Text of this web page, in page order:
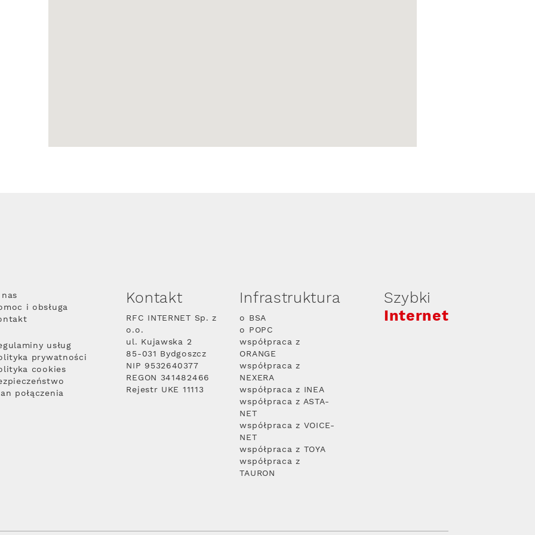
i obsługa
usług
prywatności
cookies
połączenia
Kontakt
RFC INTERNET Sp. z
o.o.
ul. Kujawska 2
85-031 Bydgoszcz
NIP 9532640377
REGON 341482466
Rejestr UKE 11113
Infrastruktura
o BSA
o POPC
współpraca z
ORANGE
współpraca z
NEXERA
współpraca z INEA
współpraca z ASTA-
NET
współpraca z VOICE-
NET
współpraca z TOYA
współpraca z
TAURON
Szybki
Internet